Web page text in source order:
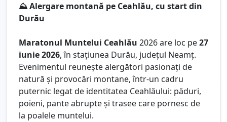
⛰️ Alergare montană pe Ceahlău, cu start din
Durău
Maratonul Muntelui Ceahlău 2026 are loc pe27
iunie 2026, în stațiunea Durău, județul Neamț.
Evenimentul reunește alergători pasionați de
natură și provocări montane, într-un cadru
puternic legat de identitatea Ceahlăului: păduri,
poieni, pante abrupte și trasee care pornesc de
la poalele muntelui.